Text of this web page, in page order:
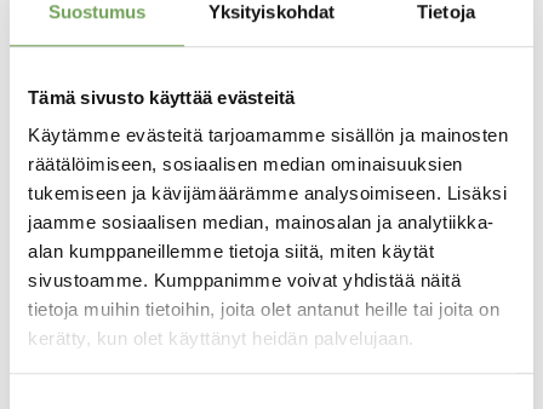
Suostumus Yksityiskohdat Tietoja
Tämä sivusto käyttää evästeitä
Käytämme evästeitä tarjoamamme sisällön ja mainosten
räätälöimiseen, sosiaalisen median ominaisuuksien
tukemiseen ja kävijämäärämme analysoimiseen. Lisäksi
jaamme sosiaalisen median, mainosalan ja analytiikka-
alan kumppaneillemme tietoja siitä, miten käytät
sivustoamme. Kumppanimme voivat yhdistää näitä
tietoja muihin tietoihin, joita olet antanut heille tai joita on
kerätty, kun olet käyttänyt heidän palvelujaan.
Mikkonen, Tapani:
Con Amore II
170,00
€
Mikkonen, Tapani:
Duo
190,00€
Lisää ostoskoriin